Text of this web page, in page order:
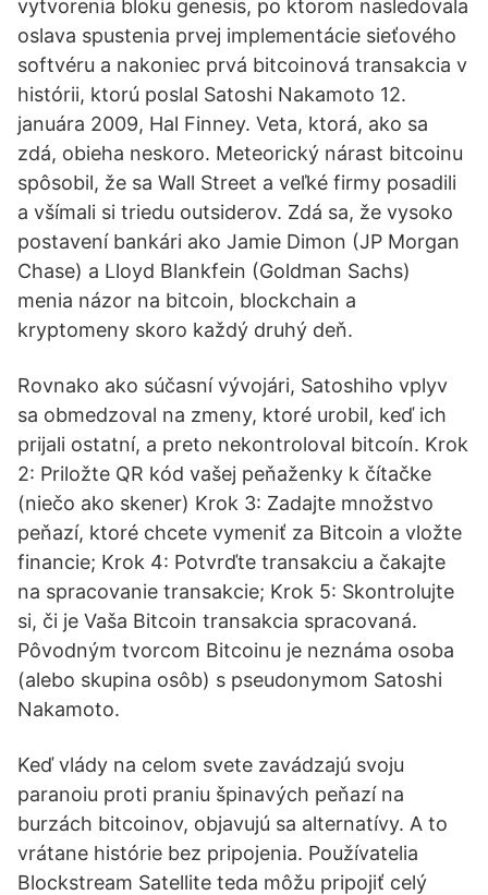
vytvorenia bloku genesis, po ktorom nasledovala
oslava spustenia prvej implementácie sieťového
softvéru a nakoniec prvá bitcoinová transakcia v
histórii, ktorú poslal Satoshi Nakamoto 12.
januára 2009, Hal Finney. Veta, ktorá, ako sa
zdá, obieha neskoro. Meteorický nárast bitcoinu
spôsobil, že sa Wall Street a veľké firmy posadili
a všímali si triedu outsiderov. Zdá sa, že vysoko
postavení bankári ako Jamie Dimon (JP Morgan
Chase) a Lloyd Blankfein (Goldman Sachs)
menia názor na bitcoin, blockchain a
kryptomeny skoro každý druhý deň.
Rovnako ako súčasní vývojári, Satoshiho vplyv
sa obmedzoval na zmeny, ktoré urobil, keď ich
prijali ostatní, a preto nekontroloval bitcoín. Krok
2: Priložte QR kód vašej peňaženky k čítačke
(niečo ako skener) Krok 3: Zadajte množstvo
peňazí, ktoré chcete vymeniť za Bitcoin a vložte
financie; Krok 4: Potvrďte transakciu a čakajte
na spracovanie transakcie; Krok 5: Skontrolujte
si, či je Vaša Bitcoin transakcia spracovaná.
Pôvodným tvorcom Bitcoinu je neznáma osoba
(alebo skupina osôb) s pseudonymom Satoshi
Nakamoto.
Keď vlády na celom svete zavádzajú svoju
paranoiu proti praniu špinavých peňazí na
burzách bitcoinov, objavujú sa alternatívy. A to
vrátane histórie bez pripojenia. Používatelia
Blockstream Satellite teda môžu pripojiť celý